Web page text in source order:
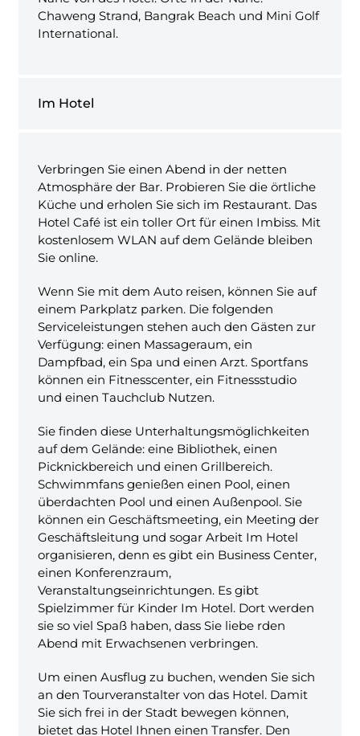
Chaweng Strand, Bangrak Beach und Mini Golf
International.
Im Hotel
Verbringen Sie einen Abend in der netten
Atmosphäre der Bar. Probieren Sie die örtliche
Küche und erholen Sie sich im Restaurant. Das
Hotel Café ist ein toller Ort für einen Imbiss. Mit
kostenlosem WLAN auf dem Gelände bleiben
Sie online.
Wenn Sie mit dem Auto reisen, können Sie auf
einem Parkplatz parken. Die folgenden
Serviceleistungen stehen auch den Gästen zur
Verfügung: einen Massageraum, ein
Dampfbad, ein Spa und einen Arzt. Sportfans
können ein Fitnesscenter, ein Fitnessstudio
und einen Tauchclub Nutzen.
Sie finden diese Unterhaltungsmöglichkeiten
auf dem Gelände: eine Bibliothek, einen
Picknickbereich und einen Grillbereich.
Schwimmfans genießen einen Pool, einen
überdachten Pool und einen Außenpool. Sie
können ein Geschäftsmeeting, ein Meeting der
Geschäftsleitung und sogar Arbeit Im Hotel
organisieren, denn es gibt ein Business Center,
einen Konferenzraum,
Veranstaltungseinrichtungen. Es gibt
Spielzimmer für Kinder Im Hotel. Dort werden
sie so viel Spaß haben, dass Sie liebe rden
Abend mit Erwachsenen verbringen.
Um einen Ausflug zu buchen, wenden Sie sich
an den Tourveranstalter von das Hotel. Damit
Sie sich frei in der Stadt bewegen können,
bietet das Hotel Ihnen einen Transfer. Den